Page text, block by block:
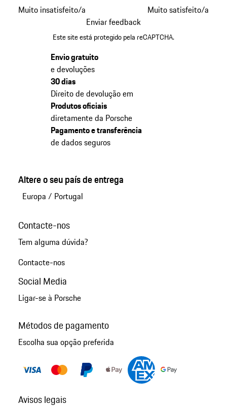
Muito insatisfeito/a
Muito satisfeito/a
Enviar feedback
Este site está protegido pela reCAPTCHA.
Envio gratuito
e devoluções
30 dias
Direito de devolução em
Produtos oficiais
diretamente da Porsche
Pagamento e transferência
de dados seguros
Altere o seu país de entrega
Europa / Portugal
Contacte-nos
Tem alguma dúvida?
Contacte-nos
Social Media
Ligar-se à Porsche
Métodos de pagamento
Escolha sua opção preferida
Avisos legais